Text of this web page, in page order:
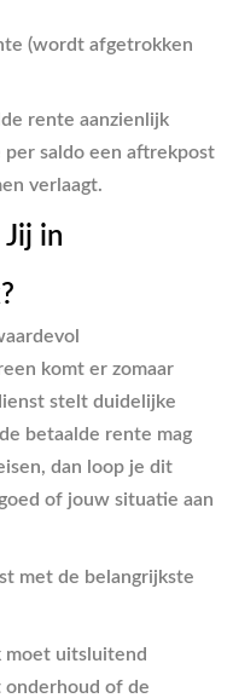
(wordt afgetrokken
rente aanzienlijk
saldo een aftrekpost
verlaagt.
in
komt er zomaar
stelt duidelijke
betaalde rente mag
dan loop je dit
of jouw situatie aan
met de belangrijkste
moet uitsluitend
onderhoud of de